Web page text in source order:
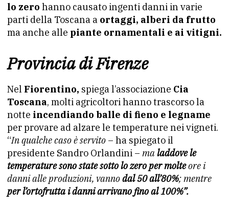
lo zero hanno causato ingenti danni in varie
parti della Toscana a ortaggi, alberi da frutto
ma anche alle piante ornamentali e ai vitigni.
Provincia di Firenze
Nel Fiorentino, spiega l’associazione Cia
Toscana, molti agricoltori hanno trascorso la
notte incendiando balle di fieno e legname
per provare ad alzare le temperature nei vigneti.
“In qualche caso è servito – ha spiegato il
presidente Sandro Orlandini – maladdove le
temperature sono state sotto lo zero per molteore i
danni alle produzioni, vannodal 50 all’80%; mentre
per l’ortofrutta i danni arrivano fino al 100%”.